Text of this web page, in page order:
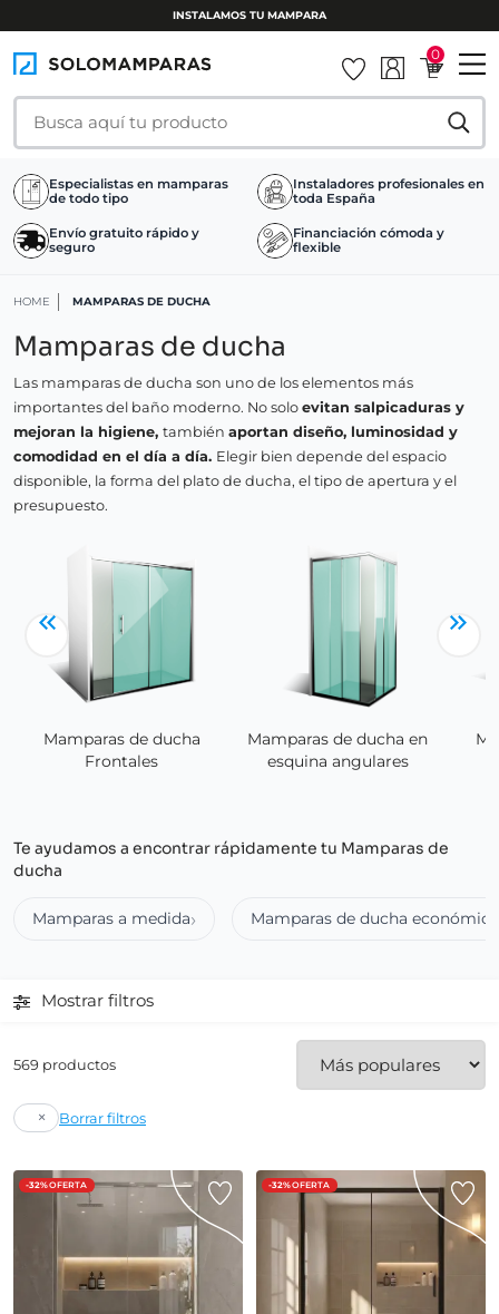
0
Especialistas en mamparas
de todo tipo
Instaladores profesionales en
toda España
Envío gratuito rápido y
seguro
Financiación cómoda y
flexible
HOME MAMPARAS DE DUCHA
Mamparas de ducha
Las mamparas de ducha son uno de los elementos más
importantes del baño moderno. No solo evitan salpicaduras y
mejoran la higiene, también aportan diseño, luminosidad y
comodidad en el día a día. Elegir bien depende del espacio
disponible, la forma del plato de ducha, el tipo de apertura y el
presupuesto.
Mamparas de ducha
Frontales
Mamparas de ducha en
esquina angulares
Te ayudamos a encontrar rápidamente tu Mamparas de
ducha
Mamparas a medida Mamparas de ducha
Mostrar filtros
569 productos
× Borrar filtros
-32%OFERTA -32%OFERTA